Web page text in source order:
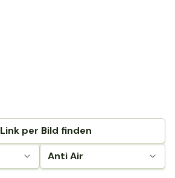
Anti Air
Link per Bild finden